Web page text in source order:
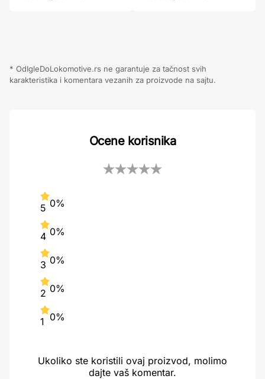
* OdIgleDoLokomotive.rs ne garantuje za tačnost svih
karakteristika i komentara vezanih za proizvode na sajtu.
Ocene korisnika
5 0%
4 0%
3 0%
2 0%
1 0%
Ukoliko ste koristili ovaj proizvod, molimo
dajte vaš komentar.